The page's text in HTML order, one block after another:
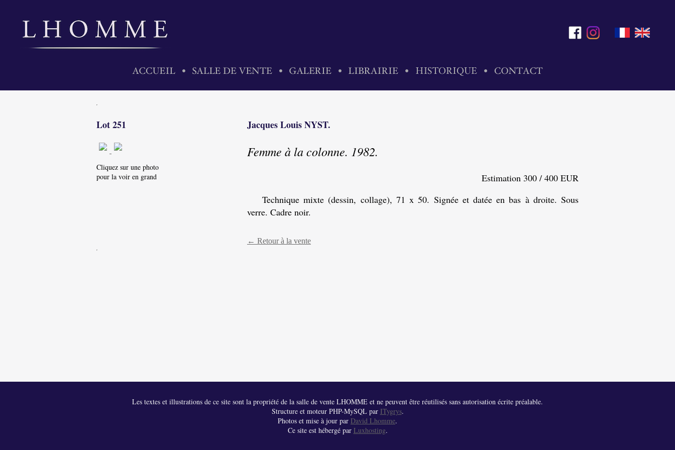
Lot 251
Cliquez sur une photo
pour la voir en grand
Jacques Louis NYST.
Femme à la colonne. 1982.
Estimation 300 / 400 EUR
Technique mixte (dessin, collage), 71 x 50. Signée et datée en bas à droite. Sous
verre. Cadre noir.
← Retour à la vente
Les textes et illustrations de ce site sont la propriété de la salle de vente LHOMME et ne peuvent être réutilisés sans autorisation écrite préalable.
Structure et moteur PHP-MySQL par ITygrys.
Photos et mise à jour par David Lhomme.
Ce site est hébergé par Luxhosting.